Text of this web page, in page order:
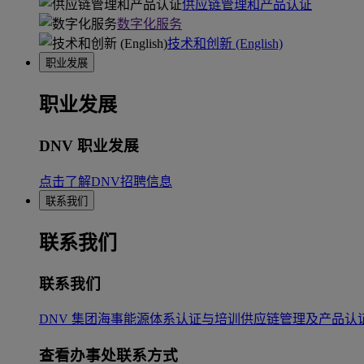
供应链管理和产品认证
数字化服务
技术和创新 (English)
职业发展
职业发展
DNV 职业发展
点击了解DNV招聘信息
联系我们
联系我们
联系我们
DNV 集团 海事能源体系认证与培训 供应链管理及产品认
查看办事处联系方式